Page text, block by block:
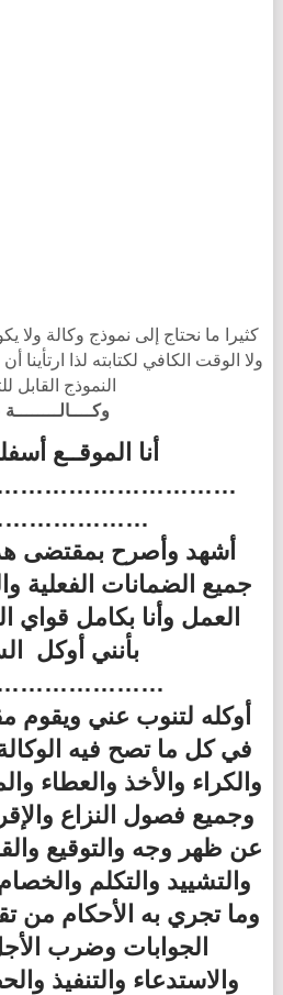
كثيرا ما نحتاج إلى نموذج وكالة ولا
ولا الوقت الكافي لكتابته لذا ارتأينا
النموذج القابل
أنا الموقــع
أشهد وأصرح بمقتضى
جميع الضمانات الفعلية
العمل وأنا بكامل قواي
بأنني أوكل
أوكله لتنوب عني ويقوم
في كل ما تصح فيه
والكراء والأخذ والعطاء
وجميع فصول النزاع
عن ظهر وجه والتوقيع
والتشييد والتكلم
وما تجري به الأحكام من
الجوابات وضرب
والاستدعاء والتنفيذ